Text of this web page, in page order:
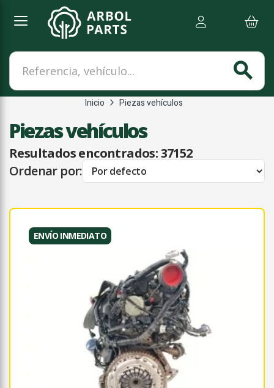
Referencia, vehículo...
search
Inicio Piezas vehículos
Piezas vehículos
Resultados encontrados:37152
Ordenar por:
ENVÍO INMEDIATO